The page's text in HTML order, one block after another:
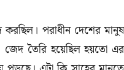
পরাধীন দেশের মানুষ
জেদ তৈরি হয়েছিল হয়তো এর